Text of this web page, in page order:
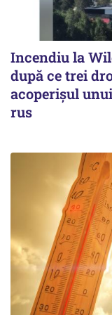
Incendiu la
după ce trei
acoperişul
rus